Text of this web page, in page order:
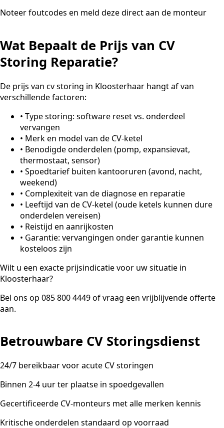
Noteer foutcodes en meld deze direct aan de monteur
Wat Bepaalt de Prijs van CV
Storing Reparatie?
De prijs van cv storing in Kloosterhaar hangt af van
verschillende factoren:
• Type storing: software reset vs. onderdeel
vervangen
• Merk en model van de CV-ketel
• Benodigde onderdelen (pomp, expansievat,
thermostaat, sensor)
• Spoedtarief buiten kantooruren (avond, nacht,
weekend)
• Complexiteit van de diagnose en reparatie
• Leeftijd van de CV-ketel (oude ketels kunnen dure
onderdelen vereisen)
• Reistijd en aanrijkosten
• Garantie: vervangingen onder garantie kunnen
kosteloos zijn
Wilt u een exacte prijsindicatie voor uw situatie in
Kloosterhaar?
Bel ons op 085 800 4449 of vraag een vrijblijvende offerte
aan.
Betrouwbare CV Storingsdienst
24/7 bereikbaar voor acute CV storingen
Binnen 2-4 uur ter plaatse in spoedgevallen
Gecertificeerde CV-monteurs met alle merken kennis
Kritische onderdelen standaard op voorraad